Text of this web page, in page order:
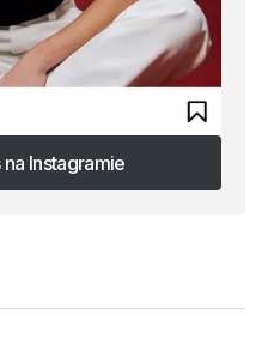
Instagramie
Instagramie